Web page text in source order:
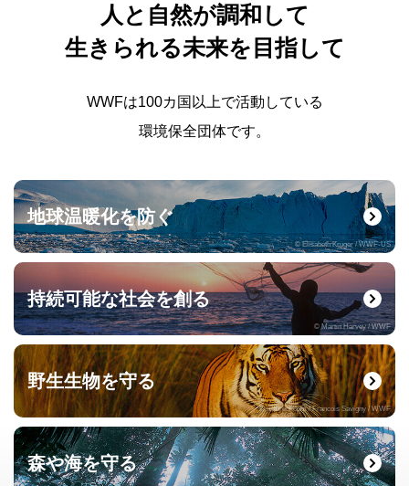
人と自然が調和して
生きられる未来を目指して
WWFは100カ国以上で活動している
環境保全団体です。
地球温暖化を防ぐ
© Elisabeth Kruger / WWF-US
持続可能な社会を創る
© Martin Harvey / WWF
野生生物を守る
© naturepl.com / Francois Savigny / WWF
森や海を守る